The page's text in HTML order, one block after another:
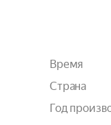
Время
Страна
Год